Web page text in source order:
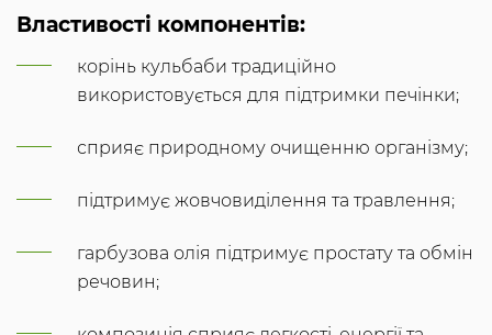
Властивості компонентів:
корінь кульбаби традиційно
використовується для підтримки печінки;
сприяє природному очищенню організму;
підтримує жовчовиділення та травлення;
гарбузова олія підтримує простату та обмін
речовин;